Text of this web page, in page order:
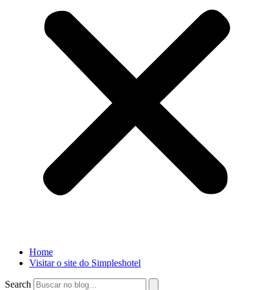
Home
Visitar o site do Simpleshotel
Search